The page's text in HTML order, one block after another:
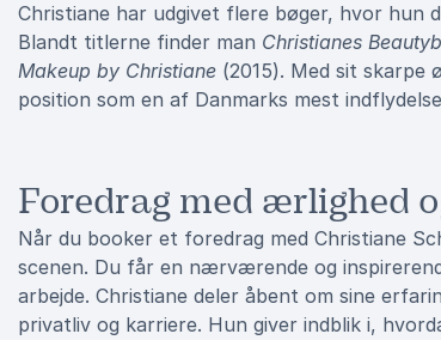
Christiane har udgivet flere bøger, hvor hun
Blandt titlerne finder man Christianes
Makeup by Christiane (2015). Med sit
position som en af Danmarks mest
Foredrag med ærlighed
Når du booker et foredrag med Christiane
scenen. Du får en nærværende og
arbejde. Christiane deler åbent om sine
privatliv og karriere. Hun giver indblik i,